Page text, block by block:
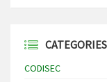
CATEGORIES
CODISEC